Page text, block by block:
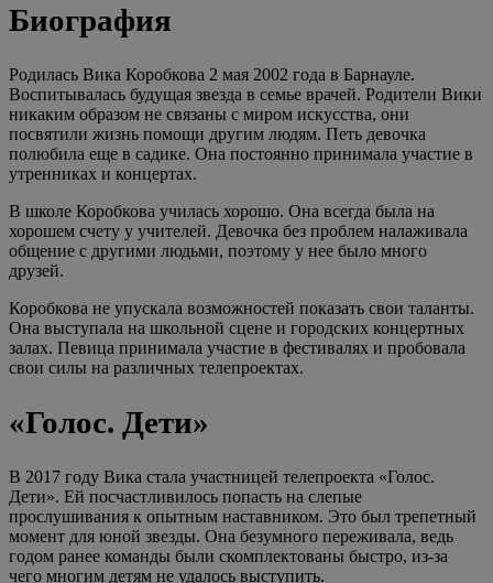
Биография
Родилась Вика Коробкова 2 мая 2002 года в Барнауле.
Воспитывалась будущая звезда в семье врачей. Родители Вики
никаким образом не связаны с миром искусства, они
посвятили жизнь помощи другим людям. Петь девочка
полюбила еще в садике. Она постоянно принимала участие в
утренниках и концертах.
В школе Коробкова училась хорошо. Она всегда была на
хорошем счету у учителей. Девочка без проблем налаживала
общение с другими людьми, поэтому у нее было много
друзей.
Коробкова не упускала возможностей показать свои таланты.
Она выступала на школьной сцене и городских концертных
залах. Певица принимала участие в фестивалях и пробовала
свои силы на различных телепроектах.
«Голос. Дети»
В 2017 году Вика стала участницей телепроекта «Голос.
Дети». Ей посчастливилось попасть на слепые
прослушивания к опытным наставником. Это был трепетный
момент для юной звезды. Она безумного переживала, ведь
годом ранее команды были скомплектованы быстро, из-за
чего многим детям не удалось выступить.